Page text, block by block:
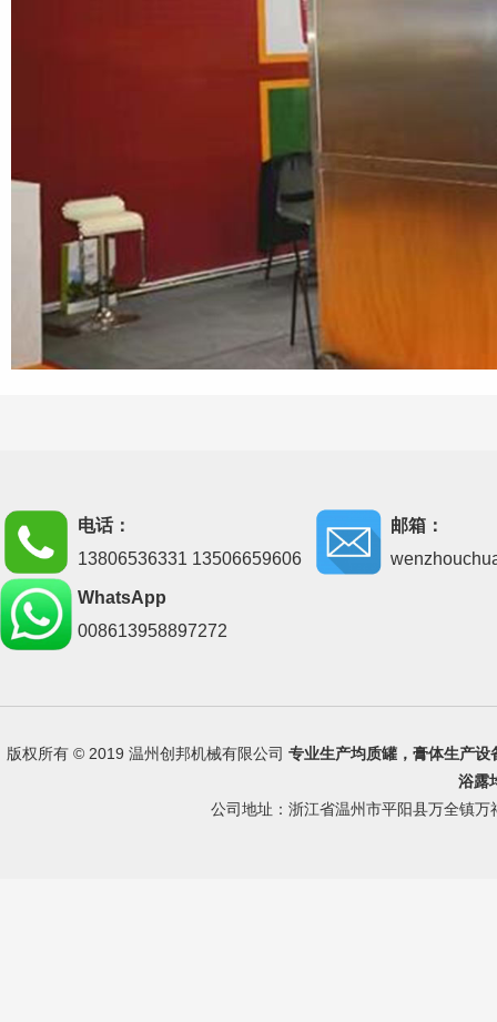
电话：
13806536331 13506659606
邮箱：
WhatsApp
008613958897272
版权所有 © 2019 温州创邦机械有限公司 专业生产均质罐 ， 膏体生产设
浴露
公司地址：浙江省温州市平阳县万全镇